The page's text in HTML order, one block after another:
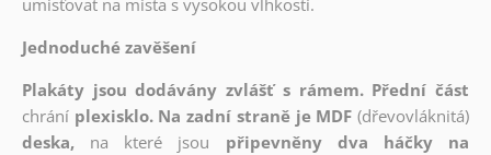
umisťovat na místa s vysokou vlhkostí.
Jednoduché zavěšení
Plakáty jsou dodávány zvlášť s rámem. Přední část
chrání plexisklo. Na zadní straně je MDF (dřevovláknitá)
deska,
na které jsou
připevněny dva háčky na